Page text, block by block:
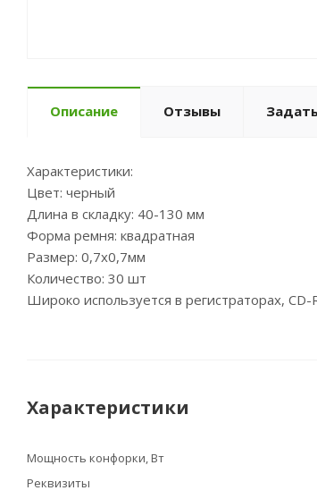
Описание Отзывы
Характеристики:
Цвет: черный
Длина в складку: 40-130 мм
Форма ремня: квадратная
Размер: 0,7x0,7мм
Количество: 30 шт
Широко используется в регистраторах,
Характеристики
Мощность конфорки, Вт
Реквизиты